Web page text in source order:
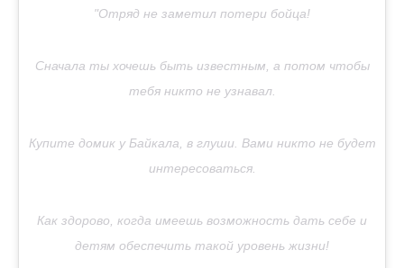
"Отряд не заметил потери бойца!
Сначала ты хочешь быть известным, а потом чтобы
тебя никто не узнавал.
Купите домик у Байкала, в глуши. Вами никто не будет
интересоваться.
Как здорово, когда имеешь возможность дать себе и
детям обеспечить такой уровень жизни!